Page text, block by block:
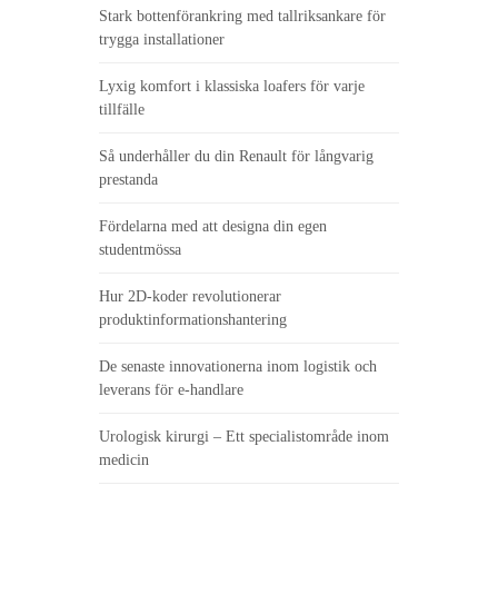
Stark bottenförankring med tallriksankare för
trygga installationer
Lyxig komfort i klassiska loafers för varje
tillfälle
Så underhåller du din Renault för långvarig
prestanda
Fördelarna med att designa din egen
studentmössa
Hur 2D-koder revolutionerar
produktinformationshantering
De senaste innovationerna inom logistik och
leverans för e-handlare
Urologisk kirurgi – Ett specialistområde inom
medicin